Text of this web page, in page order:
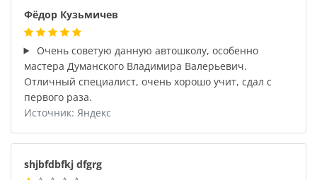
Фёдор Кузьмичев
Очень советую данную автошколу, особенно
мастера Думанского Владимира Валерьевич.
Отличный специалист, очень хорошо учит, сдал с
первого раза.
Источник: Яндекс
shjbfdbfkj dfgrg